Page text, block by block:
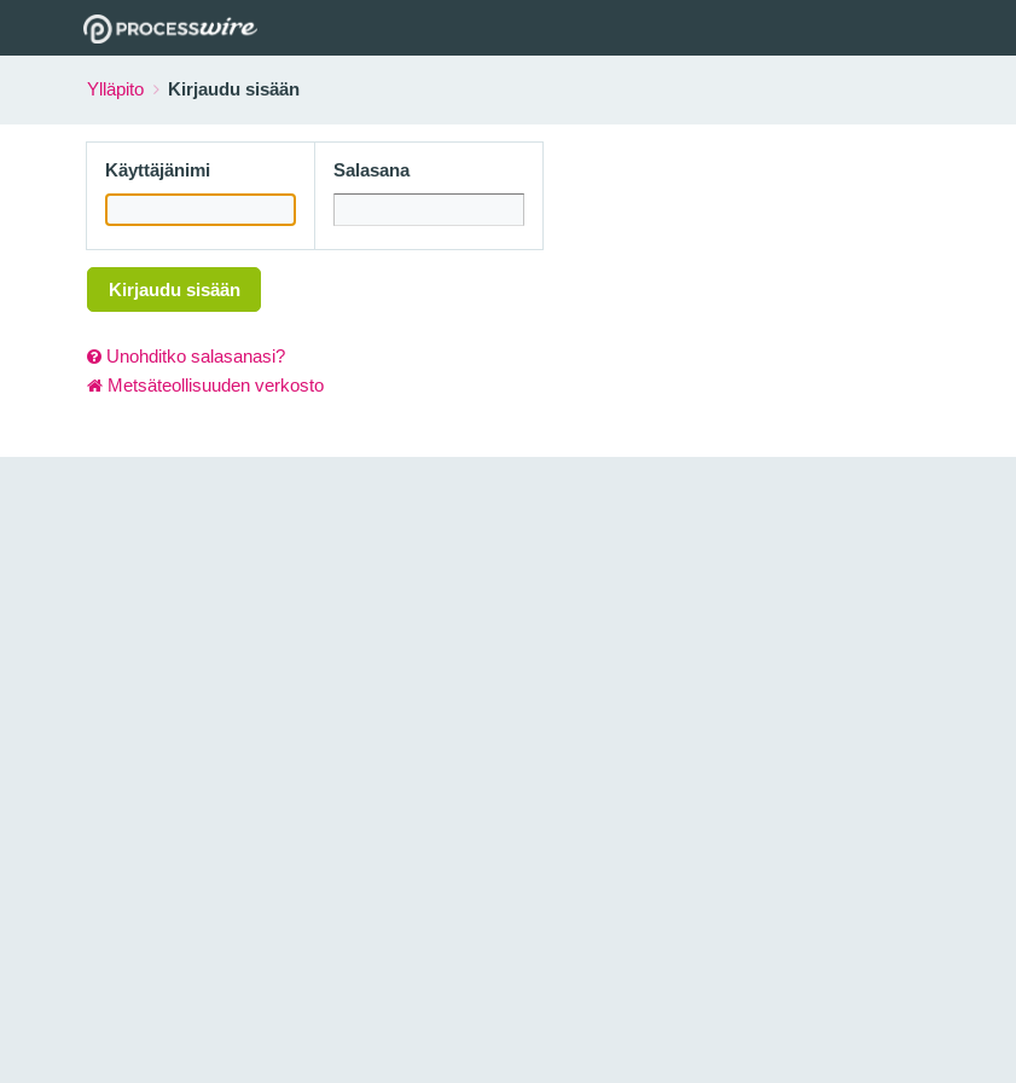
Ylläpito Kirjaudu sisään
Käyttäjänimi Salasana
Kirjaudu sisään
Unohditko salasanasi?
Metsäteollisuuden verkosto